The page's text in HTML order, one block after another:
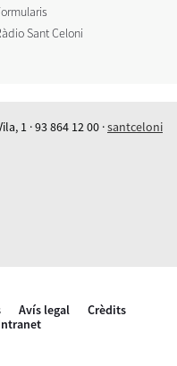
Sant Celoni
1 · 93 864 12 00 ·santceloni
Avís legal
Crèdits